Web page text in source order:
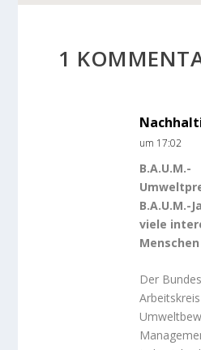
1
um 17:02
B.A.U.M.-
B.A.U.M.-
viele
Menschen
Der